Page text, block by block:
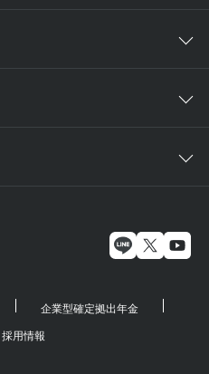
企業型確定拠出年金
採用情報